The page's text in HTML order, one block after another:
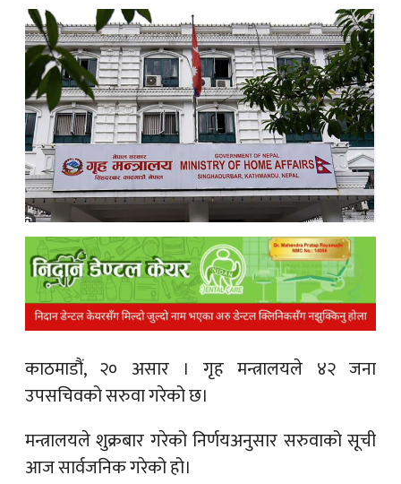
News
काठमाडौं, २० असार । गृह मन्त्रालयले ४२ जना
उपसचिवको सरुवा गरेको छ।
मन्त्रालयले शुक्रबार गरेको निर्णयअनुसार सरुवाको सूची
आज सार्वजनिक गरेको हो।